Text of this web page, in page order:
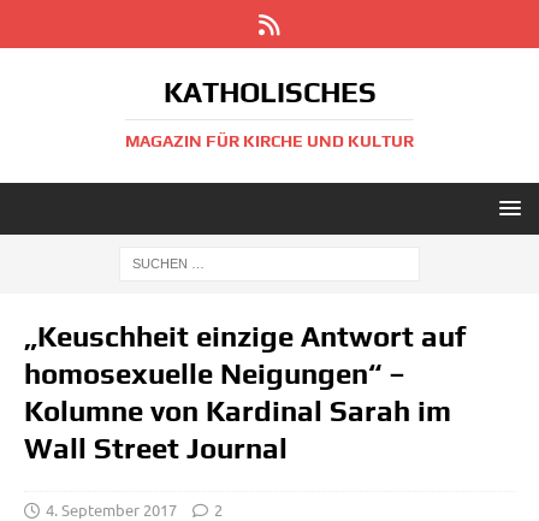
KATHOLISCHES
MAGAZIN FÜR KIRCHE UND KULTUR
„Keuschheit einzige Antwort auf
homosexuelle Neigungen“ –
Kolumne von Kardinal Sarah im
Wall Street Journal
4. September 2017 2